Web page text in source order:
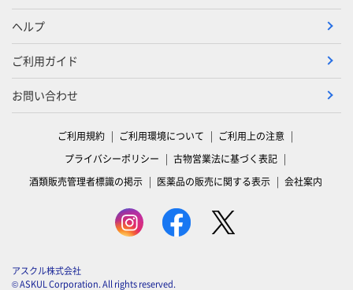
ヘルプ
ご利用ガイド
お問い合わせ
ご利用規約 ご利用環境について
ご利用上の注意
プライバシーポリシー
古物営業法に基づく表記
酒類販売管理者標識の掲示
医薬品の販売に関する表示 会社案内
アスクル株式会社
© ASKUL Corporation. All rights reserved.